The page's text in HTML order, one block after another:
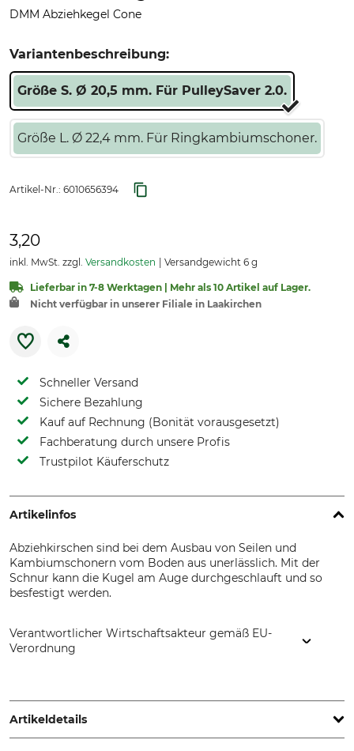
DMM Abziehkegel Cone
Variantenbeschreibung:
Größe S. Ø 20,5 mm. Für PulleySaver 2.0.
Größe L. Ø 22,4 mm. Für Ringkambiumschoner.
Artikel-Nr.: 6010656394
3,20
inkl. MwSt. zzgl. Versandkosten Versandgewicht 6 g
Lieferbar in 7-8 Werktagen | Mehr als 10 Artikel auf Lager.
Nicht verfügbar in unserer Filiale in Laakirchen
Schneller Versand
Sichere Bezahlung
Kauf auf Rechnung (Bonität vorausgesetzt)
Fachberatung durch unsere Profis
Trustpilot Käuferschutz
Artikelinfos
Abziehkirschen sind bei dem Ausbau von Seilen und
Kambiumschonern vom Boden aus unerlässlich. Mit der
Schnur kann die Kugel am Auge durchgeschlauft und so
besfestigt werden.
Verantwortlicher Wirtschaftsakteur gemäß EU-
Verordnung
Netherlands, www.dmmwales.com
Artikeldetails